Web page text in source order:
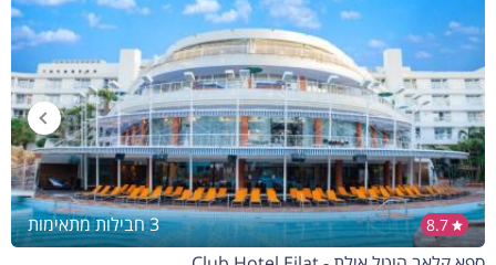
8.7
3 חבילות מתאימות